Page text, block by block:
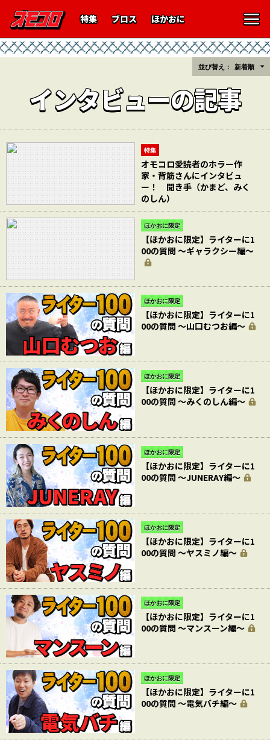
特集 ブロス ほかおに
インタビューの記事
並び替え： 新着順
特集
オモコロ愛読者のホラー作
家・背筋さんにインタビュ
ー！ 聞き手（かまど、みく
のしん）
ほかおに限定
【ほかおに限定】ライターに1
00の質問 〜ギャラクシー編〜
ほかおに限定
【ほかおに限定】ライターに1
00の質問 〜山口むつお編〜
ほかおに限定
【ほかおに限定】ライターに1
00の質問 〜みくのしん編〜
ほかおに限定
【ほかおに限定】ライターに1
00の質問 〜JUNERAY編〜
ほかおに限定
【ほかおに限定】ライターに1
00の質問 〜ヤスミノ編〜
ほかおに限定
【ほかおに限定】ライターに1
00の質問 〜マンスーン編〜
ほかおに限定
【ほかおに限定】ライターに1
00の質問 〜電気バチ編〜